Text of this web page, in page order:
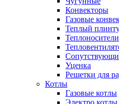
Конвекторы
Газовые
Теплый
Теплоносители
Уценка
Решетки для
Котлы
Газовые котлы
Электро котлы